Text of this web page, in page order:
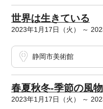
世界は生きている
2023年1月17日（火） ～
静岡市美術館
春夏秋冬-季節の風
2023年1月17日（火） ～